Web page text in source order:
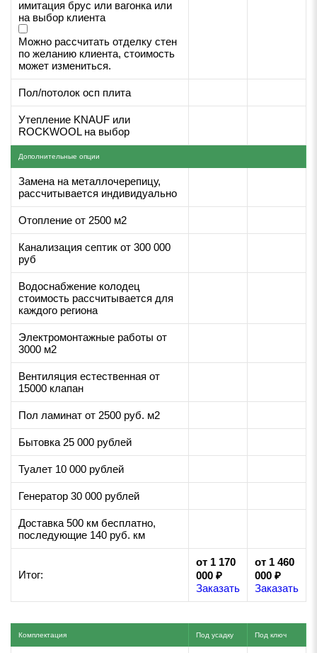
имитация брус или вагонка или
на выбор клиента
Можно рассчитать отделку стен
по желанию клиента, стоимость
может измениться.
Пол/потолок осп плита
Утепление KNAUF или
ROCKWOOL на выбор
Дополнительные опции
Замена на металлочерепицу,
рассчитывается индивидуально
Отопление от 2500 м2
Канализация септик от 300 000
руб
Водоснабжение колодец
стоимость рассчитывается для
каждого региона
Электромонтажные работы от
3000 м2
Вентиляция естественная от
15000 клапан
Пол ламинат от 2500 руб. м2
Бытовка 25 000 рублей
Туалет 10 000 рублей
Генератор 30 000 рублей
Доставка 500 км бесплатно,
последующие 140 руб. км
Итог:
от 1 170
000 ₽
Заказать
от 1 460
000 ₽
Заказать
Комплектация Под усадку Под ключ